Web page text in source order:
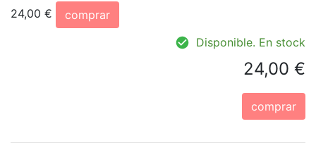
24,00 €
comprar
Disponible. En stock
24,00 €
comprar